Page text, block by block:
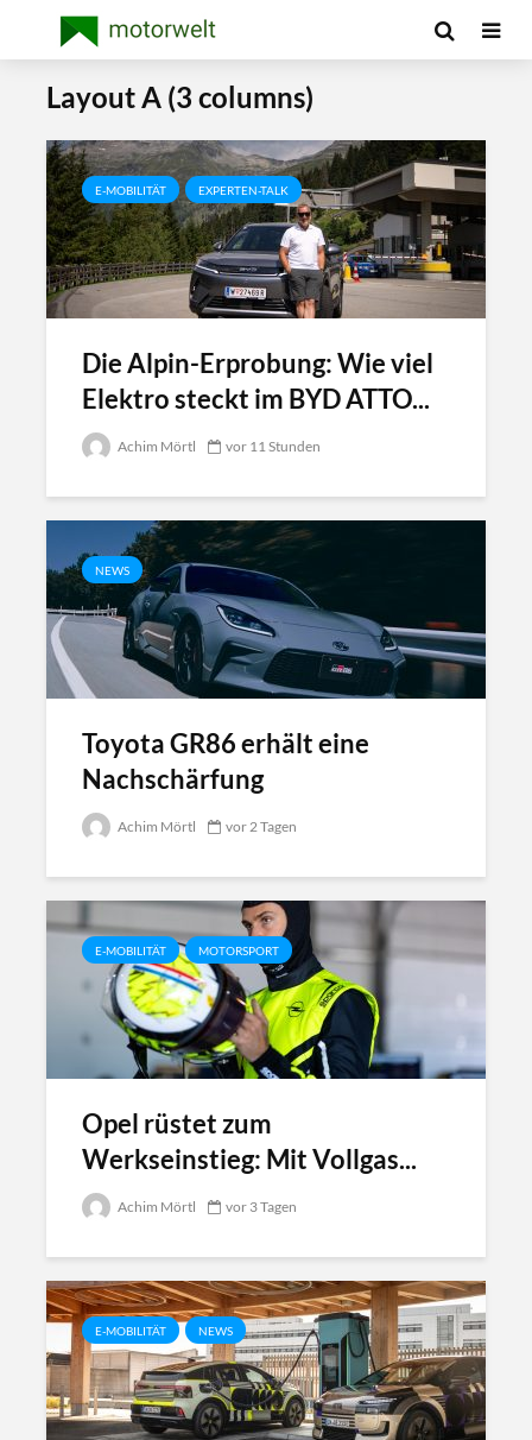
Layout A (3 columns)
E-MOBILITÄT EXPERTEN-TALK
Die Alpin-Erprobung: Wie viel
Elektro steckt im BYD ATTO...
Achim Mörtl vor 11 Stunden
NEWS
Toyota GR86 erhält eine
Nachschärfung
Achim Mörtl vor 2 Tagen
E-MOBILITÄT MOTORSPORT
Opel rüstet zum
Werkseinstieg: Mit Vollgas...
Achim Mörtl vor 3 Tagen
E-MOBILITÄT NEWS